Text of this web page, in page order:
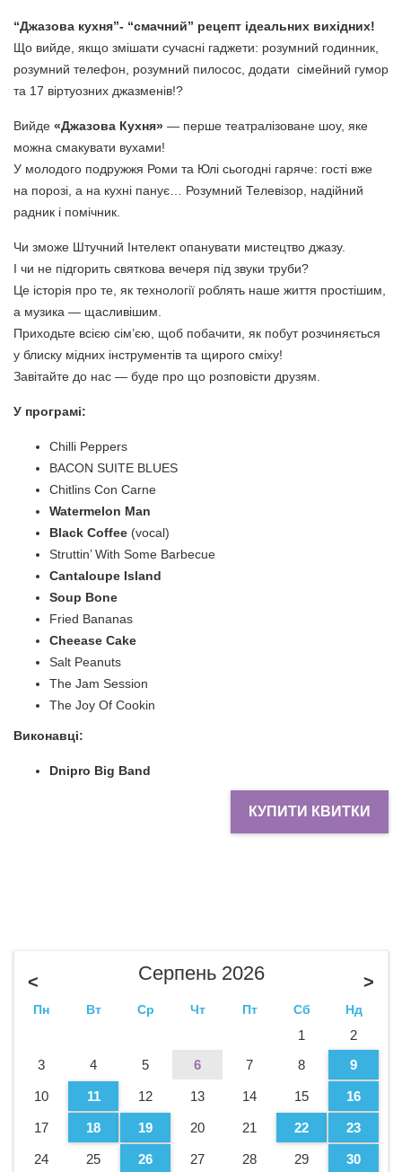
“Джазова кухня”- “смачний” рецепт ідеальних вихідних!
Що вийде, якщо змішати сучасні гаджети: розумний годинник,
розумний телефон, розумний пилосос, додати сімейний гумор
та 17 віртуозних джазменів!?
Вийде «Джазова Кухня» — перше театралізоване шоу, яке
можна смакувати вухами!
У молодого подружжя Роми та Юлі сьогодні гаряче: гості вже
на порозі, а на кухні панує… Розумний Телевізор надійний
радник і помічник.
Чи зможе Штучний Інтелект опанувати мистецтво джазу.
І чи не підгорить святкова вечеря під звуки труби?
Це історія про те, як технології роблять наше життя простішим,
а музика — щасливішим.
Приходьте всією сім’єю, щоб побачити, як побут розчиняється
у блиску мідних інструментів та щирого сміху!
Завітайте до нас — буде про що розповісти друзям
У програмі:
Chilli Peppers
BACON SUITE BLUES
Chitlins Con Carne
Watermelon Man
Black Coffee (vocal)
Struttin’ With Some Barbecue
Cantaloupe Island
Soup Bone
Fried Bananas
Cheease Cake
Salt Peanuts
The Jam Session
The Joy Of Cookin
Виконавці:
Dnipro Big Band
КУПИТИ КВИТКИ
Серпень 2026 >
<
Пн Вт Ср Чт Пт Сб Нд
1
2
3
4 5 6 7 8 9
10 11 12 13 14 15 16
17 18 19 20 21 22 23
24 25 26 27 28 29 30